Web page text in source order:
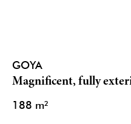
GOYA
Magnificent, fully
188 m²